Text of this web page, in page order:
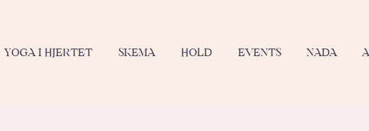
YOGA I HJERTET SKEMA HOLD EVENTS NADA